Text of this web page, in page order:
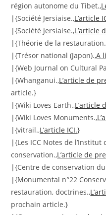
région autonome du Tibet.,
|{Société Jersiaise.,L’article
|{Société Jersiaise.,L’article
|{Théorie de la
|{Trésor national (Japon).,A
|{Web Journal on Cultural
|{Whanganui.,L’article de
article.}
|{Wiki Loves Earth.,L’article
|{Wiki Loves Monuments.,
|{vitrail.,L’article ICI.}
|{Les ICC Notes de
conservation.,L’article de
|{Centre de conservation
|{Monumental n°22
restauration, doctrines.,
prochain article.}